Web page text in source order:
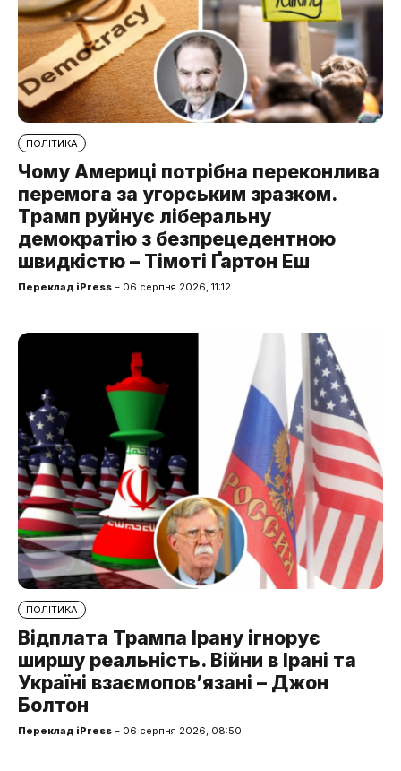
ПОЛІТИКА
Чому Америці потрібна переконлива
перемога за угорським зразком.
Трамп руйнує ліберальну
демократію з безпрецедентною
швидкістю – Тімоті Ґартон Еш
Переклад iPress – 06 серпня 2026, 11:12
ПОЛІТИКА
Відплата Трампа Ірану ігнорує
ширшу реальність. Війни в Ірані та
Україні взаємопов’язані – Джон
Болтон
Переклад iPress – 06 серпня 2026, 08:50